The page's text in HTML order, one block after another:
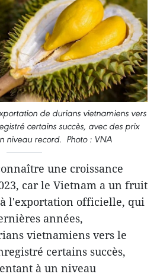
de durians vietnamiens vers
certains succès, avec des prix
niveau record. Photo : VNA
une croissance
car le Vietnam a un fruit
l'exportation officielle, qui
années,
vietnamiens vers le
certains succès,
à un niveau